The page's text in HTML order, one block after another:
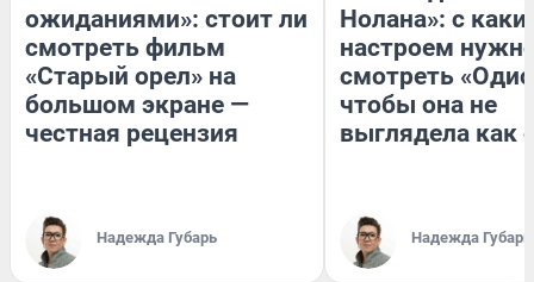
ожиданиями»: стоит ли
смотреть фильм
«Старый орел» на
большом экране —
честная рецензия
Надежда Губарь
Нолана»: с
настроем
смотреть
чтобы она не
выглядела как
Надежда Губарь